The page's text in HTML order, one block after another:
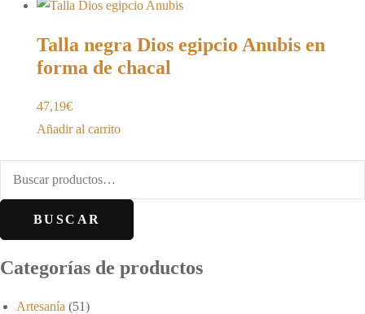
Talla negra Dios egipcio Anubis en
forma de chacal
47,19€
Añadir al carrito
BUSCAR
Categorías de productos
Artesanía (51)